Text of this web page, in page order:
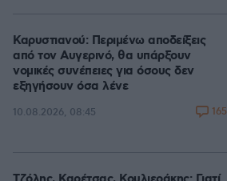
Καρυστιανού: Περιμένω αποδείξεις
από τον Αυγερινό, θα υπάρξουν
νομικές συνέπειες για όσους δεν
εξηγήσουν όσα λένε
10.08.2026, 08:45 165